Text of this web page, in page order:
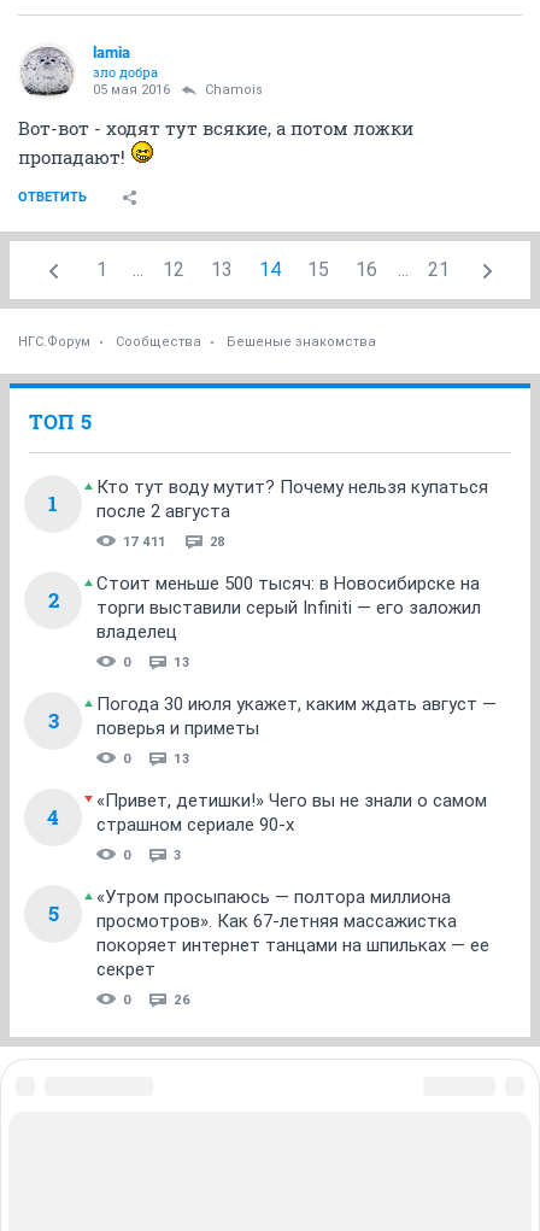
lamia
зло добра
05 мая 2016 Chamois
Вот-вот - ходят тут всякие, а потом ложки
пропадают!
ОТВЕТИТЬ
1 ... 12 13 14 15 16 ... 21
НГС.Форум Сообщества Бешеные знакомства
ТОП 5
1
Кто тут воду мутит? Почему нельзя купаться
после 2 августа
17 411 28
2
Стоит меньше 500 тысяч: в Новосибирске на
торги выставили серый Infiniti — его заложил
владелец
0 13
3
Погода 30 июля укажет, каким ждать август —
поверья и приметы
0 13
4
«Привет, детишки!» Чего вы не знали о самом
страшном сериале 90-х
0 3
5
«Утром просыпаюсь — полтора миллиона
просмотров». Как 67-летняя массажистка
покоряет интернет танцами на шпильках — ее
секрет
0 26